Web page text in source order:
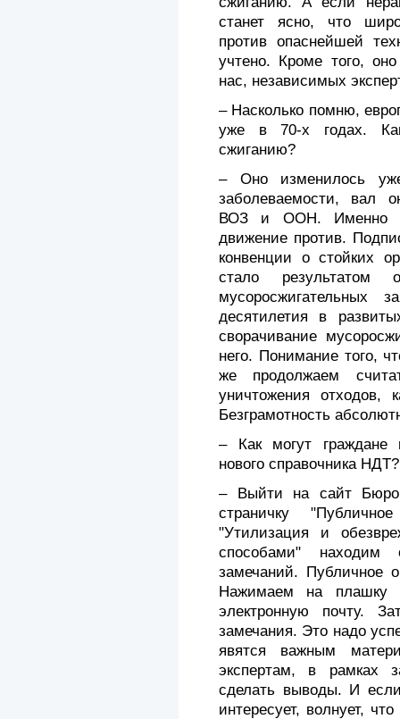
станет ясно, что
против опаснейшей
учтено. Кроме того,
нас, независимых
– Насколько помню,
уже в 70-х годах.
сжиганию?
– Оно изменилось
заболеваемости, вал
ВОЗ и ООН. Именно
движение против.
конвенции о стойких
стало результатом
мусоросжигательных
десятилетия в
сворачивание
него. Понимание того,
же продолжаем
уничтожения
Безграмотность
– Как могут граждане
нового справочника НДТ?
– Выйти на сайт
страничку
"Утилизация и
способами" находим
замечаний. Публичное
Нажимаем на плашку
электронную почту.
замечания. Это надо
явятся важным
экспертам, в рамках
сделать выводы. И
интересует, волнует,